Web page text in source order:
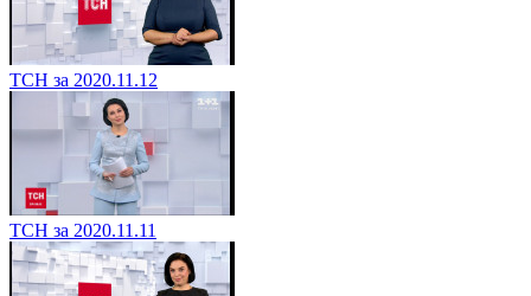
ТСН за 2020.11.12
ТСН за 2020.11.11